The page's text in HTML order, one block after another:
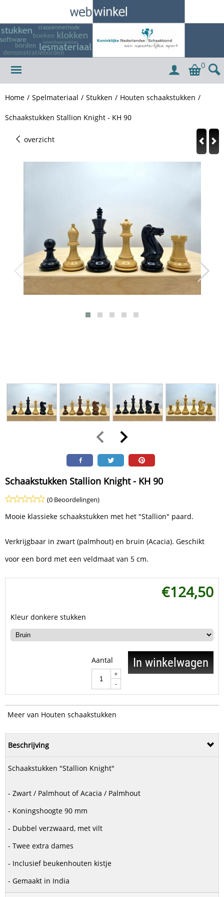
0
Home / Spelmateriaal / Stukken / Houten schaakstukken /
Schaakstukken Stallion Knight - KH 90
overzicht
Schaakstukken Stallion Knight - KH 90
(0 Beoordelingen)
Mooie klassieke schaakstukken met het "Stallion" paard.
Verkrijgbaar in zwart (palmhout) en bruin (Acacia). Geschikt
voor een bord met een veldmaat van 5 cm.
€124,50
Kleur donkere stukken
Aantal
+
-
In winkelwagen
Meer van Houten schaakstukken
Beschrijving
Schaakstukken "Stallion Knight"
- Zwart / Palmhout of Acacia / Palmhout
- Koningshoogte 90 mm
- Dubbel verzwaard, met vilt
- Twee extra dames
- Inclusief beukenhouten kistje
- Gemaakt in India